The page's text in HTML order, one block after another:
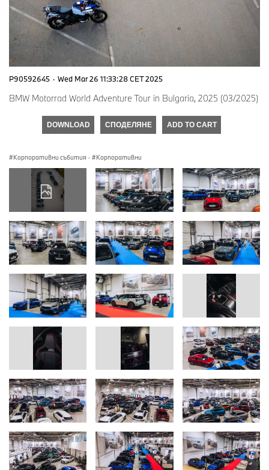
P90592645 · Wed Mar 26 11:33:28 CET 2025
BMW Motorrad World Adventure Tour in Bulgaria, 2025 (03/2025)
DOWNLOAD СПОДЕЛЯНЕ ADD TO CART
Корпоративни събития · Корпоративни